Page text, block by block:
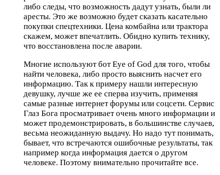
либо следы, что возможность дадут узнать, были ли
аресты. Это же возможно будет сказать касательно
покупки спецтехники. Цена комбайна или трактора
скажем, может впечатлить. Обидно купить технику,
что восстановлена после аварии.
Многие используют бот Eye of God для того, чтобы
найти человека, либо просто выяснить насчет его
информацию. Так к примеру нашли интересную
девушку, лучше же ее сперва изучить, применяя
самые разные интернет форумы или соцсети. Сервис
Глаз Бога просматривает очень много информации и
может продемонстрировать, в большинстве случаев,
весьма неожиданную выдачу. Но надо тут понимать,
бывает, что встречаются ошибочные результаты, так
например когда информация дается о другом
человеке. Поэтому внимательно прочитайте все.